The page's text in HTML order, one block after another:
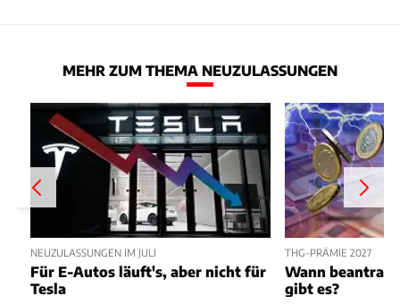
MEHR ZUM THEMA NEUZULASSUNGEN
NEUZULASSUNGEN IM JULI
Für E-Autos läuft's, aber nicht für
Tesla
THG-PRÄMIE 2027
Wann
gibt es?